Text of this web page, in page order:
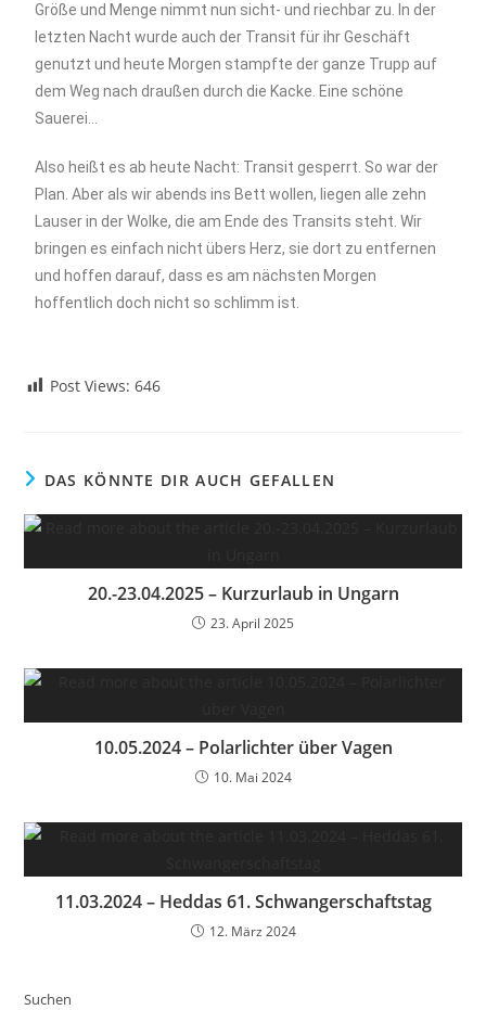
Größe und Menge nimmt nun sicht- und riechbar zu. In der
letzten Nacht wurde auch der Transit für ihr Geschäft
genutzt und heute Morgen stampfte der ganze Trupp auf
dem Weg nach draußen durch die Kacke. Eine schöne
Sauerei…
Also heißt es ab heute Nacht: Transit gesperrt. So war der
Plan. Aber als wir abends ins Bett wollen, liegen alle zehn
Lauser in der Wolke, die am Ende des Transits steht. Wir
bringen es einfach nicht übers Herz, sie dort zu entfernen
und hoffen darauf, dass es am nächsten Morgen
hoffentlich doch nicht so schlimm ist.
Post Views: 646
DAS KÖNNTE DIR AUCH GEFALLEN
20.-23.04.2025 – Kurzurlaub in Ungarn
23. April 2025
10.05.2024 – Polarlichter über Vagen
10. Mai 2024
11.03.2024 – Heddas 61. Schwangerschaftstag
12. März 2024
Suchen